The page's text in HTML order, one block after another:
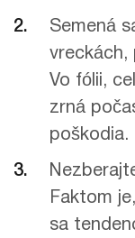
Semená
vreckách,
Vo fólii,
zrná
poškodia.
Faktom
sa